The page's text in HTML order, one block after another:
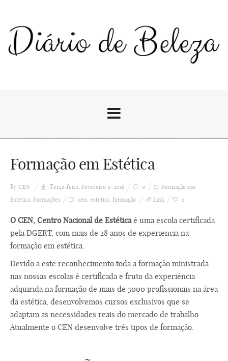
Formação em Estética
By CEN Terça-feira, Fevereiro 9, 2016 0
Formação em
Estética, Formações cen, estetica, formação Link 0
O CEN, Centro Nacional de Estéticaé uma escola certificada
pela DGERT, com mais de 28 anos de experiencia na
formação em estética.
Devido a este reconhecimento toda a formação ministrada
nas nossas escolas é certificada e fruto da experiência
adquirida na formação de mais de 3000 profissionais na área
da estética, desenvolvemos cursos exclusivos que se
adaptam as necessidades reais do mercado de trabalho.
Atualmente o CEN desenvolve três tipos de formação.